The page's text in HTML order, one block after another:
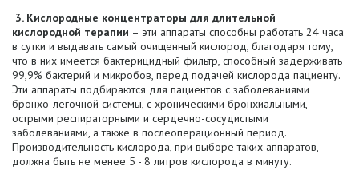
3. Кислородные концентраторы для длительной
кислородной терапии – эти аппараты способны работать 24 часа
в сутки и выдавать самый очищенный кислород, благодаря тому,
что в них имеется бактерицидный фильтр, способный задерживать
99,9% бактерий и микробов, перед подачей кислорода пациенту.
Эти аппараты подбираются для пациентов с заболеваниями
бронхо-легочной системы, с хроническими бронхиальными,
острыми респираторными и сердечно-сосудистыми
заболеваниями, а также в послеоперационный период.
Производительность кислорода, при выборе таких аппаратов,
должна быть не менее 5 - 8 литров кислорода в минуту.